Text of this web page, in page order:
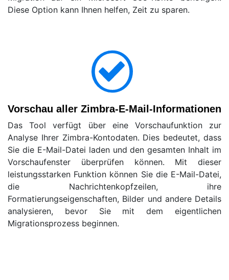
Diese Option kann Ihnen helfen, Zeit zu sparen.
Vorschau aller Zimbra-E-Mail-Informationen
Das Tool verfügt über eine Vorschaufunktion zur
Analyse Ihrer Zimbra-Kontodaten. Dies bedeutet, dass
Sie die E-Mail-Datei laden und den gesamten Inhalt im
Vorschaufenster überprüfen können. Mit dieser
leistungsstarken Funktion können Sie die E-Mail-Datei,
die Nachrichtenkopfzeilen, ihre
Formatierungseigenschaften, Bilder und andere Details
analysieren, bevor Sie mit dem eigentlichen
Migrationsprozess beginnen.